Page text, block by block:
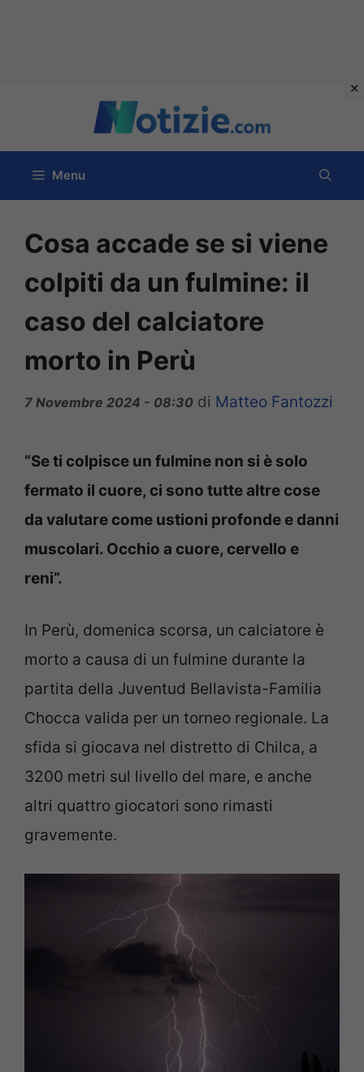
contenuto
Menu
Cosa accade se si viene
colpiti da un fulmine: il
caso del calciatore
morto in Perù
7 Novembre 2024 - 08:30 di Matteo Fantozzi
“Se ti colpisce un fulmine non si è solo
fermato il cuore, ci sono tutte altre cose
da valutare come ustioni profonde e danni
muscolari. Occhio a cuore, cervello e
reni”.
In Perù, domenica scorsa, un calciatore è
morto a causa di un fulmine durante la
partita della Juventud Bellavista-Familia
Chocca valida per un torneo regionale. La
sfida si giocava nel distretto di Chilca, a
3200 metri sul livello del mare, e anche
altri quattro giocatori sono rimasti
gravemente.